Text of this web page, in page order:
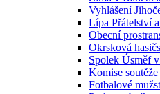
Vyhlášení
Lípa Přátelství
Obecní
Okrsková
Spolek Úsměf
Komise
Fotbalové